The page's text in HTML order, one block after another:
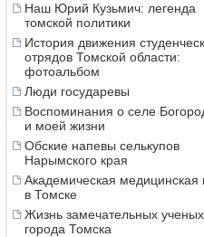
Наш Юрий Кузьмич: легенда
томской политики
История движения
отрядов Томской области:
фотоальбом
Люди государевы
Воспоминания о селе
и моей жизни
Обские напевы селькупов
Нарымского края
Академическая медицинская
в Томске
Жизнь замечательных ученых
города Томска